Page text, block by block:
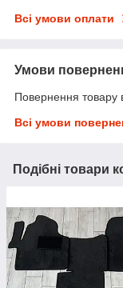
Всі умови оплати
Умови
Повернення товару
Всі умови
Подібні товари